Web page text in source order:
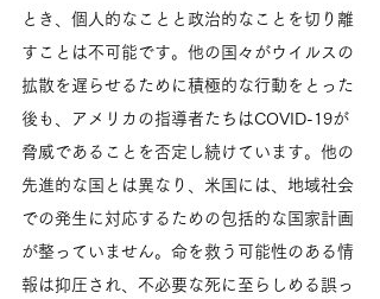
とき、個人的なことと政治的なことを切り離
すことは不可能です。他の国々がウイルスの
拡散を遅らせるために積極的な行動をとった
後も、アメリカの指導者たちはCOVID-19が
脅威であることを否定し続けています。他の
先進的な国とは異なり、米国には、地域社会
での発生に対応するための包括的な国家計画
が整っていません。命を救う可能性のある情
報は抑圧され、不必要な死に至らしめる誤っ